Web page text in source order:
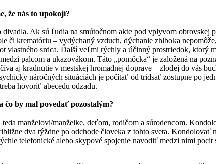
že nás to upokojí?
Ak sú ľudia na smútočnom akte pod vplyvom
či krematóriu – vydýchaný vzduch, dýchanie zhlboka
vlastného srdca. Ďalší veľmi rýchly a účinný prostriedok,
palcom a ukazovákom. Táto „pomôcka“ je založená na
aj kradnutie v mestskej hromadnej doprave – zlodej do vás
náročných situáciách je počítať od tridsať zostupne po
hovoriť abecedu odzadu.
by mal povedať pozostalým?
manželovi/manželke, deťom, rodičom a súrodencom.
dva týždne po odchode človeka z tohto sveta.
telefonické alebo skypové spojenie navodiť medzi nimi